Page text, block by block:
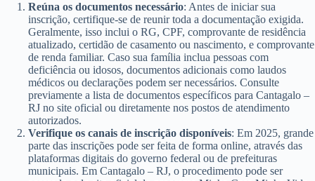
Reúna os documentos necessário: Antes de iniciar sua
inscrição, certifique-se de reunir toda a documentação exigida.
Geralmente, isso inclui o RG, CPF, comprovante de residência
atualizado, certidão de casamento ou nascimento, e comprovante
de renda familiar. Caso sua família inclua pessoas com
deficiência ou idosos, documentos adicionais como laudos
médicos ou declarações podem ser necessários. Consulte
previamente a lista de documentos específicos para Cantagalo –
RJ no site oficial ou diretamente nos postos de atendimento
autorizados.
Verifique os canais de inscrição disponíveis: Em 2025, grande
parte das inscrições pode ser feita de forma online, através das
plataformas digitais do governo federal ou de prefeituras
municipais. Em Cantagalo – RJ, o procedimento pode ser